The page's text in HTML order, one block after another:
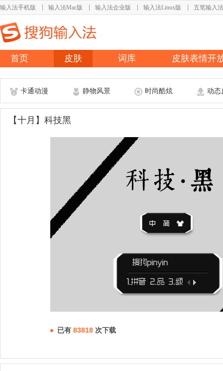
输入法手机版 输入法Mac版 输入法企业版 输入法Linux版 五笔输入法
首页 皮肤 词库 皮肤表情开
卡通动漫 静物风景 时尚酷炫 动态
【十月】科技黑
已有 83818 次下载